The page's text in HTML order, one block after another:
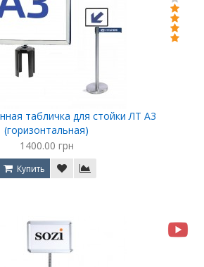
табличка для стойки ЛТ А3
(горизонтальная)
1400.00 грн
Купить